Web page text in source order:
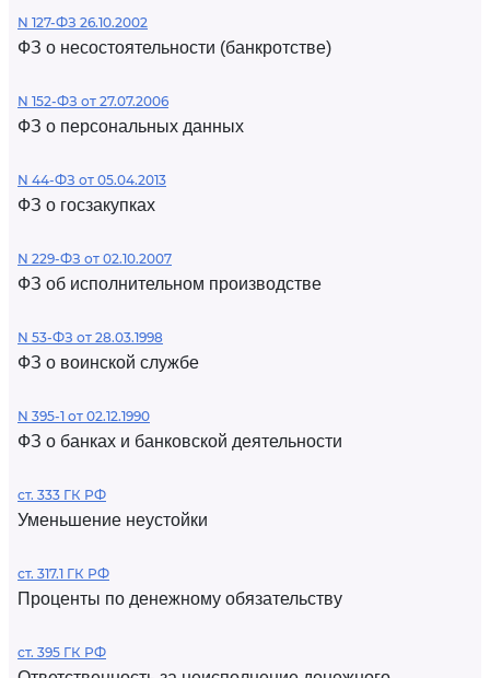
N 127-ФЗ 26.10.2002
ФЗ о несостоятельности (банкротстве)
N 152-ФЗ от 27.07.2006
ФЗ о персональных данных
N 44-ФЗ от 05.04.2013
ФЗ о госзакупках
N 229-ФЗ от 02.10.2007
ФЗ об исполнительном производстве
N 53-ФЗ от 28.03.1998
ФЗ о воинской службе
N 395-1 от 02.12.1990
ФЗ о банках и банковской деятельности
ст. 333 ГК РФ
Уменьшение неустойки
ст. 317.1 ГК РФ
Проценты по денежному обязательству
ст. 395 ГК РФ